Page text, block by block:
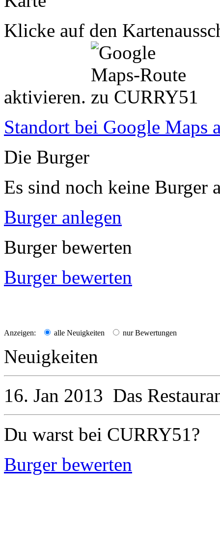
Klicke auf den
aktivieren.
Standort bei Google Maps
Die Burger
Es sind noch keine Burger
Burger anlegen
Burger bewerten
Burger bewerten
Anzeigen: alle Neuigkeiten nur Bewertungen
Neuigkeiten
16. Jan 2013 Das
Du warst bei CURRY51?
Burger bewerten